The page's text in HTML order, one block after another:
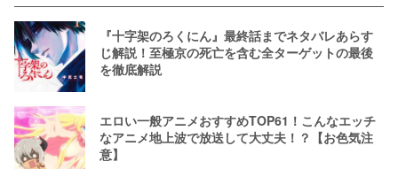
『十字架のろくにん』最終話までネタバレあらす
じ解説！至極京の死亡を含む全ターゲットの最後
を徹底解説
エロい一般アニメおすすめTOP61！こんなエッチ
なアニメ地上波で放送して大丈夫！？【お色気注
意】